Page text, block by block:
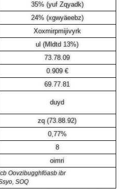
35% (yuf Zqyadk)
24% (xgwyäeebz)
Xoxmirpmijivyrk
ul (Mldtd 13%)
73.78.09
0.909 €
69.77.81
duyd
zq (73.88.92)
0,77%
8
oimri
Oovzibugghföasb ibr
SOQ